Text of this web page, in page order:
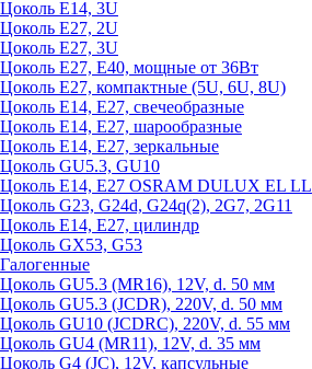
Цоколь Е14, 3U
Цоколь Е27, 2U
Цоколь Е27, 3U
Цоколь Е27, Е40, мощные от 36Вт
Цоколь Е27, компактные (5U, 6U, 8U)
Цоколь Е14, Е27, свечеобразные
Цоколь Е14, Е27, шарообразные
Цоколь Е14, Е27, зеркальные
Цоколь GU5.3, GU10
Цоколь Е14, Е27 OSRAM DULUX EL LL
Цоколь G23, G24d, G24q(2), 2G7, 2G11
Цоколь Е14, Е27, цилиндр
Цоколь GX53, G53
Галогенные
Цоколь GU5.3 (MR16), 12V, d. 50 мм
Цоколь GU5.3 (JCDR), 220V, d. 50 мм
Цоколь GU10 (JCDRC), 220V, d. 55 мм
Цоколь GU4 (MR11), 12V, d. 35 мм
Цоколь G4 (JC), 12V, капсульные